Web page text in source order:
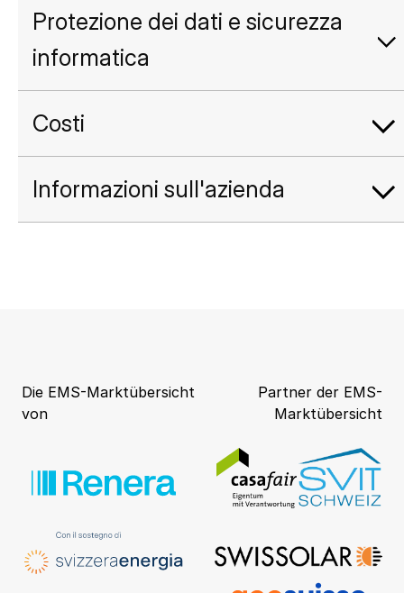
Protezione dei dati e sicurezza
informatica
Costi
Informazioni sull'azienda
Die EMS-Marktübersicht
von
Partner der EMS-
Marktübersicht